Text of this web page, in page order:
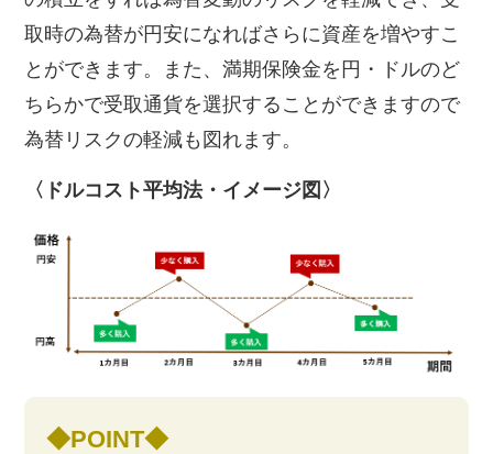
取時の為替が円安になればさらに資産を増やすこ
とができます。また、満期保険金を円・ドルのど
ちらかで受取通貨を選択することができますので
為替リスクの軽減も図れます。
〈ドルコスト平均法・イメージ図〉
◆POINT◆